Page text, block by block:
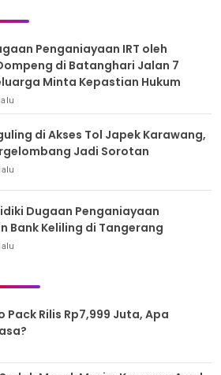
Penganiayaan IRT oleh
di Batanghari Jalan 7
Minta Kepastian Hukum
di Akses Tol Japek Karawang,
Jadi Sorotan
Dugaan Penganiayaan
Bank Keliling di Tangerang
Pack Rilis Rp7,999 Juta, Apa